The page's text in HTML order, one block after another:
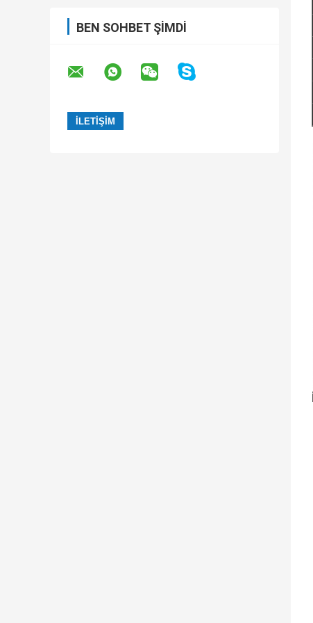
BEN SOHBET ŞIMDI